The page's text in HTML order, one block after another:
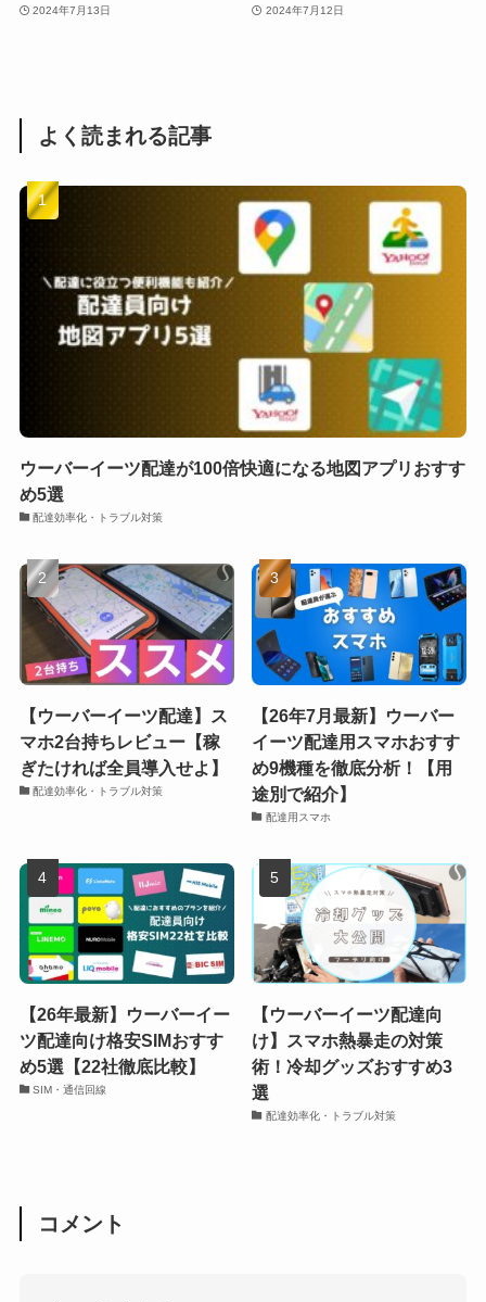
2024年7月13日 2024年7月12日
よく読まれる記事
ウーバーイーツ配達が100倍快適になる地図アプリおすす
め5選
配達効率化・トラブル対策
【ウーバーイーツ配達】ス
マホ2台持ちレビュー【稼
ぎたければ全員導入せよ】
配達効率化・トラブル対策
【26年7月最新】ウーバー
イーツ配達用スマホおすす
め9機種を徹底分析！【用
途別で紹介】
配達用スマホ
【26年最新】ウーバーイー
ツ配達向け格安SIMおすす
め5選【22社徹底比較】
SIM・通信回線
【ウーバーイーツ配達向
け】スマホ熱暴走の対策
術！冷却グッズおすすめ3
選
配達効率化・トラブル対策
コメント